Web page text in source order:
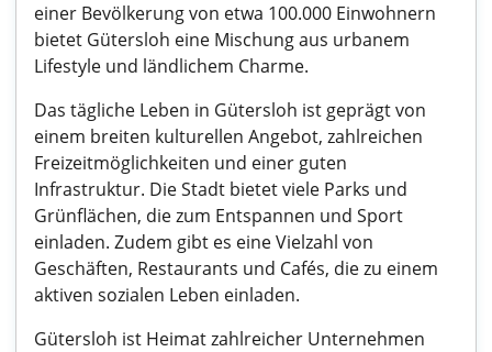
einer Bevölkerung von etwa 100.000 Einwohnern
bietet Gütersloh eine Mischung aus urbanem
Lifestyle und ländlichem Charme.
Das tägliche Leben in Gütersloh ist geprägt von
einem breiten kulturellen Angebot, zahlreichen
Freizeitmöglichkeiten und einer guten
Infrastruktur. Die Stadt bietet viele Parks und
Grünflächen, die zum Entspannen und Sport
einladen. Zudem gibt es eine Vielzahl von
Geschäften, Restaurants und Cafés, die zu einem
aktiven sozialen Leben einladen.
Gütersloh ist Heimat zahlreicher Unternehmen